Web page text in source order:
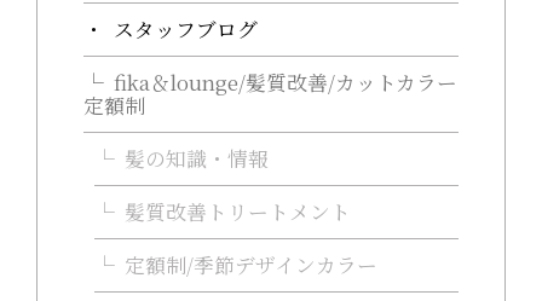
スタッフブログ
fika＆lounge/髪質改善/カットカラー
定額制
髪の知識・情報
髪質改善トリートメント
定額制/季節デザインカラー